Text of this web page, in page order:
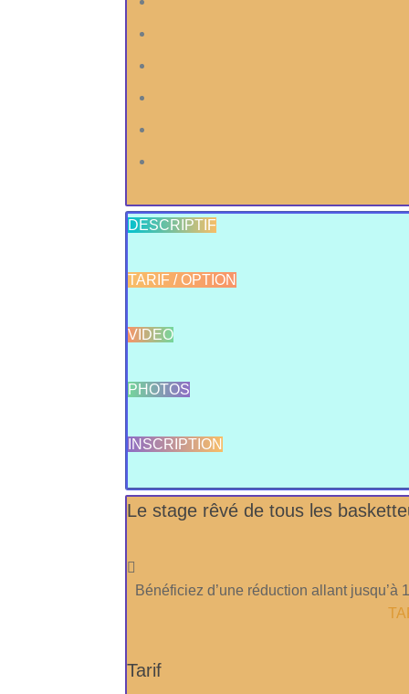
DESCRIPTIF
TARIF / OPTION
VIDEO
PHOTOS
INSCRIPTION
Le stage rêvé de tous les
Bénéficiez d’une réduction allant
Tarif